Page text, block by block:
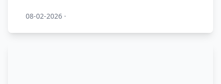
08-02-2026 ·